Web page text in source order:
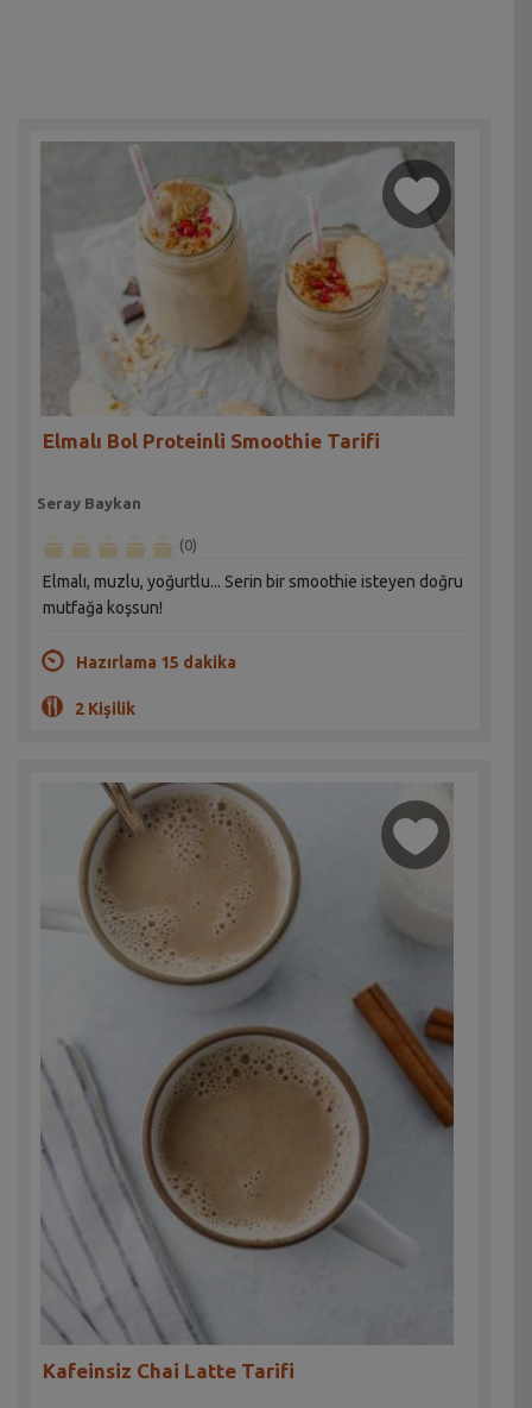
Elmalı Bol Proteinli Smoothie Tarifi
Seray Baykan
(0)
Elmalı, muzlu, yoğurtlu... Serin bir smoothie isteyen doğru
mutfağa koşsun!
Hazırlama 15 dakika
2 Kişilik
Kafeinsiz Chai Latte Tarifi